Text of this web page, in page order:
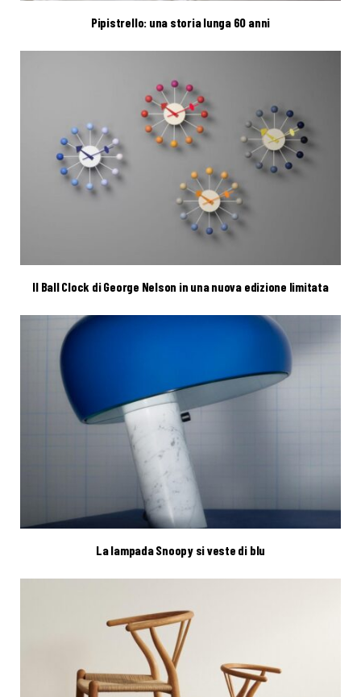
Pipistrello: una storia lunga 60 anni
Il Ball Clock di George Nelson in una nuova edizione limitata
La lampada Snoopy si veste di blu